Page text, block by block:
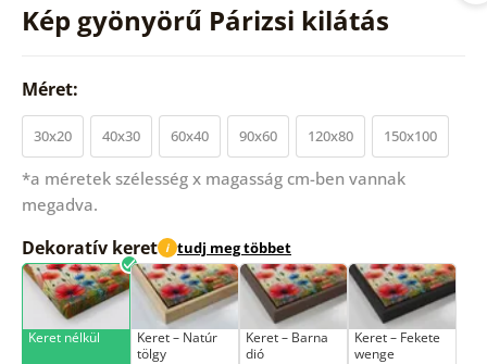
Kép gyönyörű Párizsi kilátás
Méret:
30x20 40x30 60x40 90x60 120x80 150x100
*a méretek szélesség x magasság cm-ben vannak
megadva.
Dekoratív keret i tudj meg többet
Keret nélkül
Keret – Natúr
tölgy
Keret – Barna
dió
Keret – Fekete
wenge